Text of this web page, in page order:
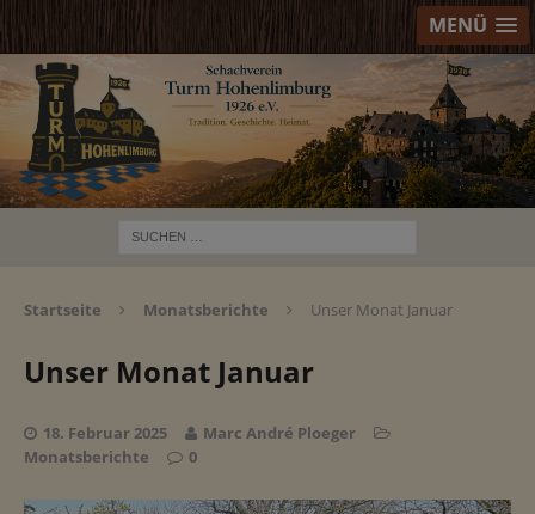
MENÜ
Startseite Monatsberichte Unser Monat Januar
Unser Monat Januar
18. Februar 2025
Marc André Ploeger
Monatsberichte
0